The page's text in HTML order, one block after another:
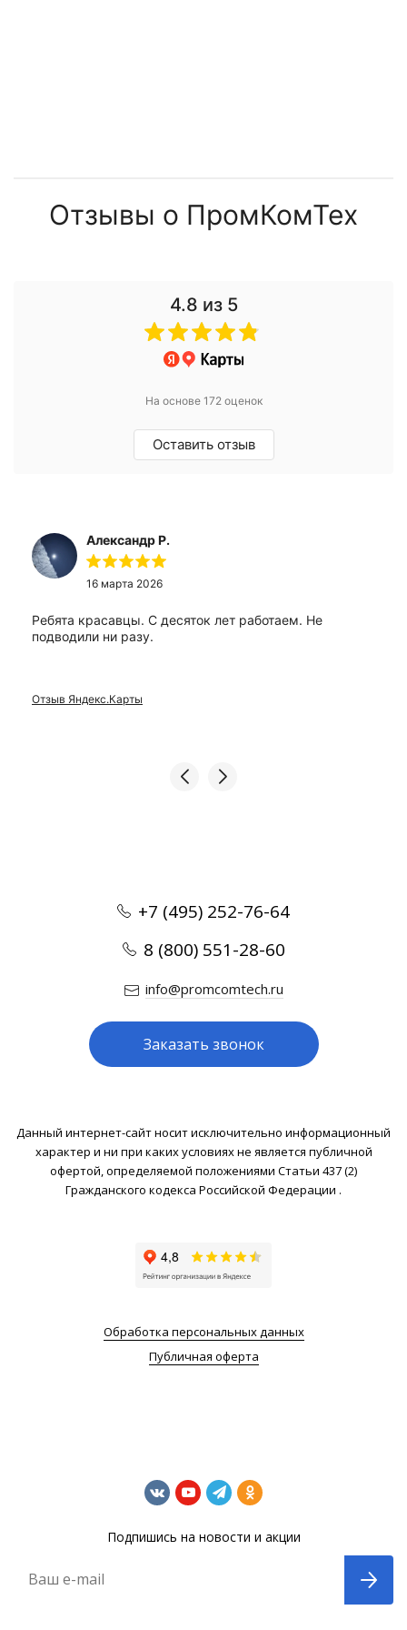
Отзывы о ПромКомТех
4.8 из 5
На основе 172 оценок
Оставить отзыв
Александр Р.
16 марта 2026
Ребята красавцы. С десяток лет работаем. Не
подводили ни разу.
Отзыв Яндекс.Карты
+7 (495) 252-76-64
8 (800) 551-28-60
info@promcomtech.ru
Заказать звонок
Данный интернет-сайт носит исключительно информационный
характер и ни при каких условиях не является публичной
офертой, определяемой положениями Статьи 437 (2)
Гражданского кодекса Российской Федерации .
Обработка персональных данных
Публичная оферта
Подпишись на новости и акции
Ваш e-mail